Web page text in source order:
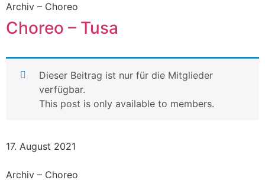
Archiv – Choreo
Choreo – Tusa
Dieser Beitrag ist nur für die Mitglieder
verfügbar.
This post is only available to members.
17. August 2021
Archiv – Choreo